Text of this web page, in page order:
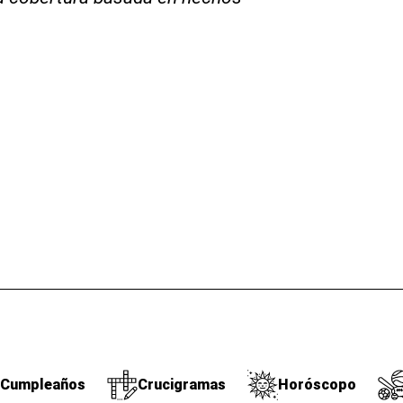
Cumpleaños Crucigramas Horóscopo